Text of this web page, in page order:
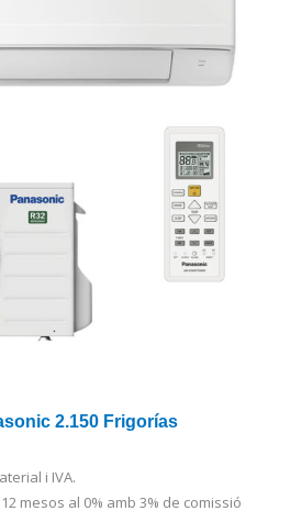
2.150 Frigorías
i IVA.
mesos al 0% amb 3% de comissió